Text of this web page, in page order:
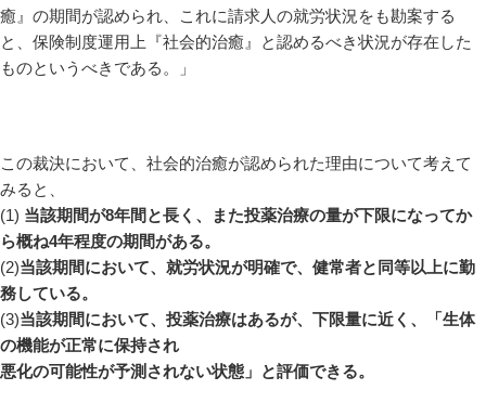
癒』の期間が認められ、これに請求人の就労状況をも勘案する
と、保険制度運用上『社会的治癒』と認めるべき状況が存在した
ものというべきである。」
この裁決において、社会的治癒が認められた理由について考えて
みると、
(1) 当該期間が8年間と長く、また投薬治療の量が下限になってか
ら概ね4年程度の期間がある。
(2)当該期間において、就労状況が明確で、健常者と同等以上に勤
務している。
(3)当該期間において、投薬治療はあるが、下限量に近く、「生体
の機能が正常に保持され
悪化の可能性が予測されない状態」と評価できる。